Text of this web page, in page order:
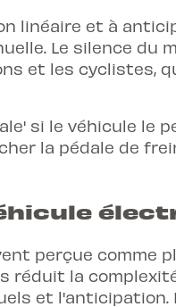
linéaire et à
Le silence du
et les cyclistes,
si le véhicule le
la pédale de
perçue comme
réduit la
et l'anticipation.